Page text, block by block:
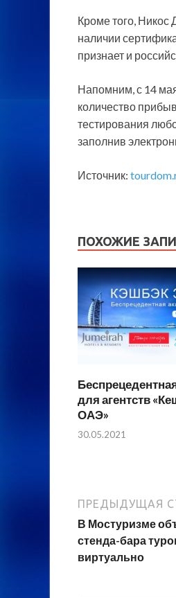
Кроме того, Никос
наличии
признает и
Напомним, с 14
количество
тестирования
заполнив
Источник:
ПОХОЖИЕ
для агентств
ОАЭ»
30.05.2021
ПРЕДЫДУЩАЯ
В Мостуризме
стенда-бара
виртуально